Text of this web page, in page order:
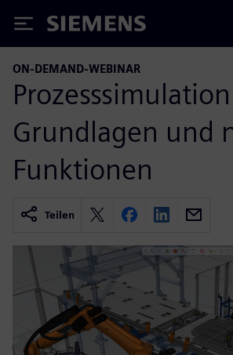
Siemens
ON-DEMAND-WEBINAR
Grundlagen und
Funktionen
Teilen